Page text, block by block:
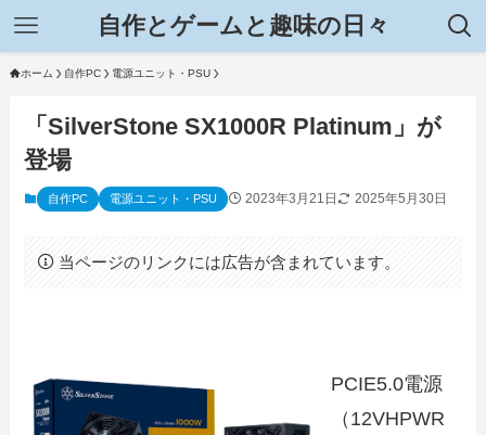
自作とゲームと趣味の日々
ホーム 自作PC 電源ユニット・PSU
「SilverStone SX1000R Platinum」が
登場
自作PC 電源ユニット・PSU 2023年3月21日 2025年5月30日
当ページのリンクには広告が含まれています。
PCIE5.0電源
（12VHPWR